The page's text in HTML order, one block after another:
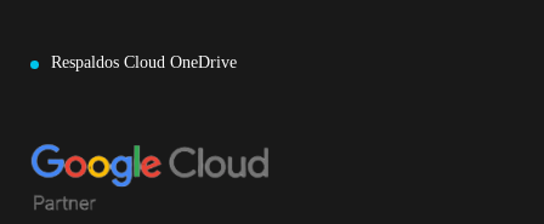
Respaldos Cloud OneDrive